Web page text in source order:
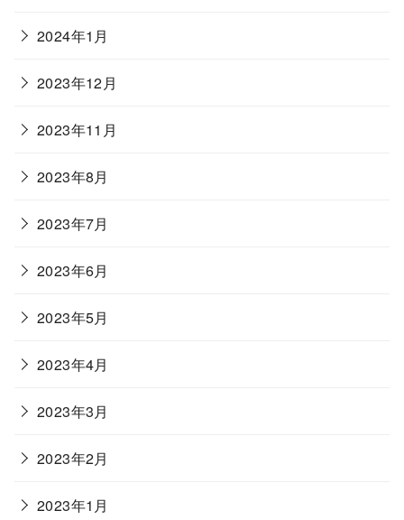
2024年1月
2023年12月
2023年11月
2023年8月
2023年7月
2023年6月
2023年5月
2023年4月
2023年3月
2023年2月
2023年1月